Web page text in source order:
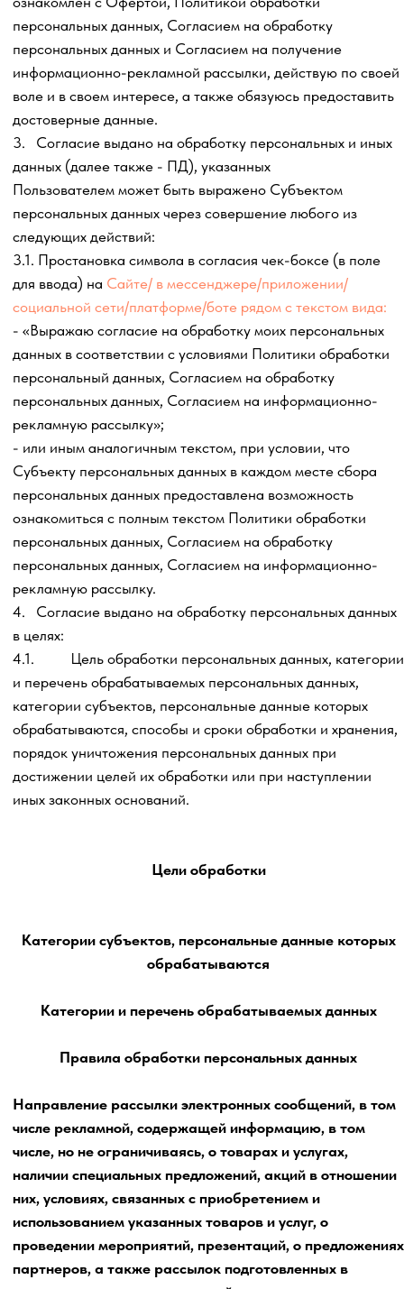
персональных данных, Согласием на информационно-
рекламную рассылку»;
- или иным аналогичным текстом, при условии, что
Субъекту персональных данных в каждом месте сбора
персональных данных предоставлена возможность
ознакомиться с полным текстом Политики обработки
персональных данных, Согласием на обработку
персональных данных, Согласием на информационно-
рекламную рассылку.
4. Согласие выдано на обработку персональных данных
в целях:
4.1. Цель обработки персональных данных, категории
и перечень обрабатываемых персональных данных,
категории субъектов, персональные данные которых
обрабатываются, способы и сроки обработки и хранения,
порядок уничтожения персональных данных при
достижении целей их обработки или при наступлении
иных законных оснований.
Категории субъектов, персональные данные которых
обрабатываются
Категории и перечень обрабатываемых данных
Правила обработки персональных данных
Направление рассылки электронных сообщений, в том
числе рекламной, содержащей информацию, в том
числе, но не ограничиваясь, о товарах и услугах,
наличии специальных предложений, акций в отношении
них, условиях, связанных с приобретением и
использованием указанных товаров и услуг, о
проведении мероприятий, презентаций, о предложениях
качестве личных рекомендаций с учетом анализа
покупательского поведения посредством:
- e-mail рассылки (направление сообщений на
электронную почту),
- СМС-рассылки (сообщений на телефонный номер
посредством Службы коротких сообщений),
- устных и письменных запросов, звонков, аудио
(голосовых) сообщений, видео сообщений в
мессенджерах, приложениях, социальных сетях /
Посетители / Пользователи Сайта (мессенджера/
приложения/ социальной сети/платформы/бота)
«Персональные данные»
Перечень данных:
- фамилия, имя, отчество;
- адрес электронной почты;
- ник в мессенджере (приложении/ социальной сети/ на
платформе/боте).
Категория
«Специальные категории персональных данных» -
не обрабатываются.